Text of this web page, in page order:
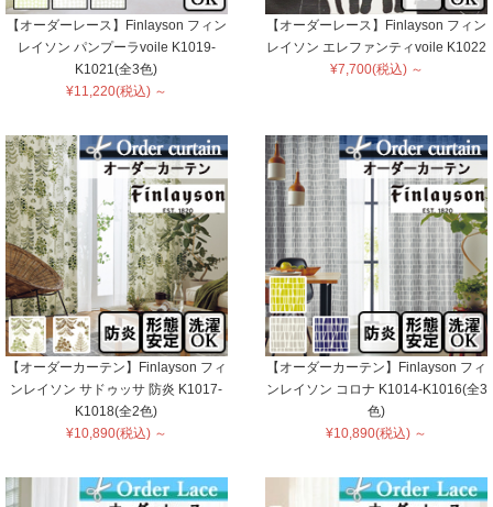
【オーダーレース】Finlayson フィン
レイソン パンプーラvoile K1019-
K1021(全3色)
¥11,220(税込) ～
【オーダーレース】Finlayson フィン
レイソン エレファンティvoile K1022
¥7,700(税込) ～
【オーダーカーテン】Finlayson フィ
ンレイソン サドゥッサ 防炎 K1017-
K1018(全2色)
¥10,890(税込) ～
【オーダーカーテン】Finlayson フィ
ンレイソン コロナ K1014-K1016(全3
色)
¥10,890(税込) ～